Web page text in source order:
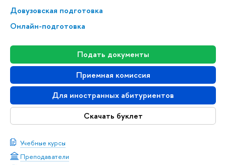
Довузовская подготовка
Онлайн-подготовка
Подать документы
Приемная комиссия
Для иностранных абитуриентов
Скачать буклет
Учебные курсы
Преподаватели